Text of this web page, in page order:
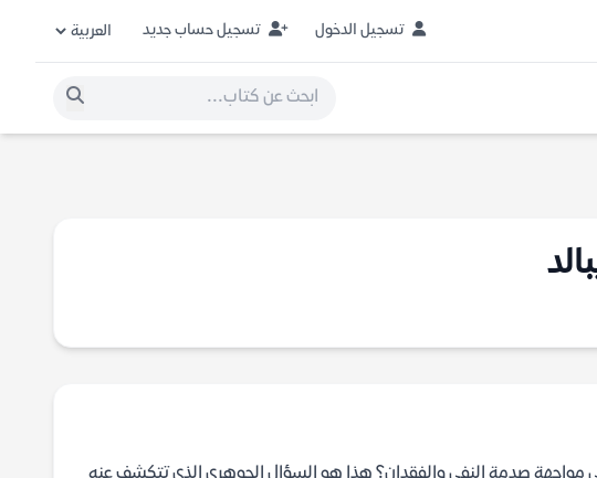
تسجيل الدخول تسجيل حساب جديد